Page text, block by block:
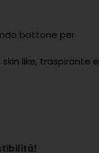
bottone per
like, traspirante e